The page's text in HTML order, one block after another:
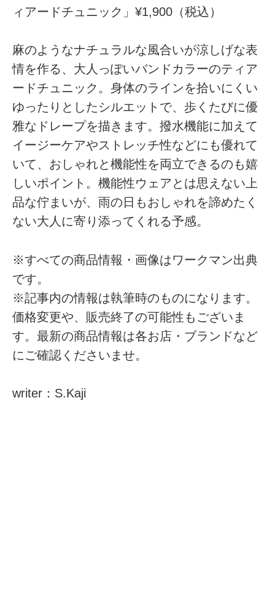
ィアードチュニック」¥1,900（税込）
麻のようなナチュラルな風合いが涼しげな表
情を作る、大人っぽいバンドカラーのティア
ードチュニック。身体のラインを拾いにくい
ゆったりとしたシルエットで、歩くたびに優
雅なドレープを描きます。撥水機能に加えて
イージーケアやストレッチ性などにも優れて
いて、おしゃれと機能性を両立できるのも嬉
しいポイント。機能性ウェアとは思えない上
品な佇まいが、雨の日もおしゃれを諦めたく
ない大人に寄り添ってくれる予感。
※すべての商品情報・画像はワークマン出典
です。
※記事内の情報は執筆時のものになります。
価格変更や、販売終了の可能性もございま
す。最新の商品情報は各お店・ブランドなど
にご確認くださいませ。
writer：S.Kaji